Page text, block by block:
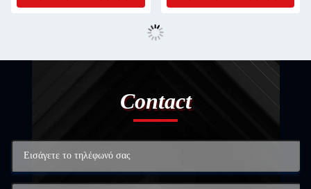
Contact